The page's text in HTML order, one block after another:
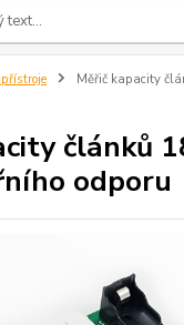
Měřič kapacity
článků
odporu